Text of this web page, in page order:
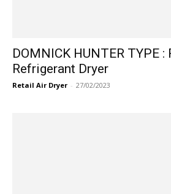
DOMNICK HUNTER TYPE :
Refrigerant Dryer
Retail Air Dryer - 27/02/2023